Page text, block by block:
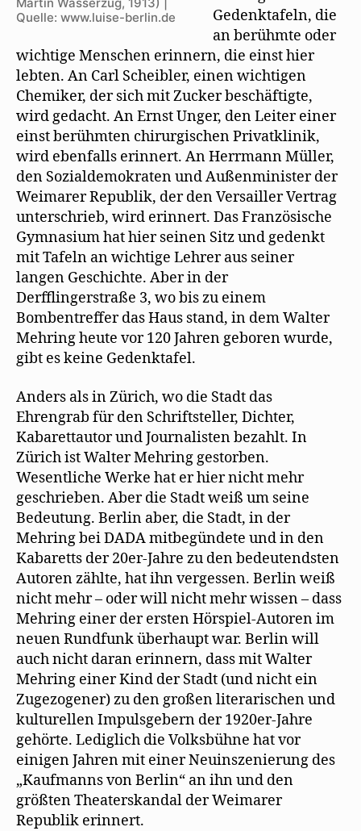
Quelle: www.luise-berlin.de
Gedenktafeln, die
an berühmte oder
wichtige Menschen erinnern, die einst hier
lebten. An Carl Scheibler, einen wichtigen
Chemiker, der sich mit Zucker beschäftigte,
wird gedacht. An Ernst Unger, den Leiter einer
einst berühmten chirurgischen Privatklinik,
wird ebenfalls erinnert. An Herrmann Müller,
den Sozialdemokraten und Außenminister der
Weimarer Republik, der den Versailler Vertrag
unterschrieb, wird erinnert. Das Französische
Gymnasium hat hier seinen Sitz und gedenkt
mit Tafeln an wichtige Lehrer aus seiner
langen Geschichte. Aber in der
Derfflingerstraße 3, wo bis zu einem
Bombentreffer das Haus stand, in dem Walter
Mehring heute vor 120 Jahren geboren wurde,
gibt es keine Gedenktafel.
Anders als in Zürich, wo die Stadt das
Ehrengrab für den Schriftsteller, Dichter,
Kabarettautor und Journalisten bezahlt. In
Zürich ist Walter Mehring gestorben.
Wesentliche Werke hat er hier nicht mehr
geschrieben. Aber die Stadt weiß um seine
Bedeutung. Berlin aber, die Stadt, in der
Mehring bei DADA mitbegündete und in den
Kabaretts der 20er-Jahre zu den bedeutendsten
Autoren zählte, hat ihn vergessen. Berlin weiß
nicht mehr – oder will nicht mehr wissen – dass
Mehring einer der ersten Hörspiel-Autoren im
neuen Rundfunk überhaupt war. Berlin will
auch nicht daran erinnern, dass mit Walter
Mehring einer Kind der Stadt (und nicht ein
Zugezogener) zu den großen literarischen und
kulturellen Impulsgebern der 1920er-Jahre
gehörte. Lediglich die Volksbühne hat vor
einigen Jahren mit einer Neuinszenierung des
„Kaufmanns von Berlin“ an ihn und den
größten Theaterskandal der Weimarer
Republik erinnert.